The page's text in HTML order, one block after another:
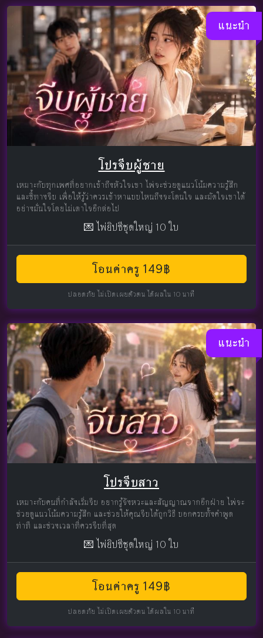
แนะนำ
โปรจีบผู้ชาย
เหมาะกับทุกเพศที่อยากเข้าถึงหัวใจเขา ไพ่จะช่วยดูแนวโน้มความรู้สึก
และชี้ทางจีบ เพื่อให้รู้ว่าควรเข้าหาแบบไหนถึงจะโดนใจ และมัดใจเขาได้
อย่างมั่นใจโดยไม่เดาใจอีกต่อไป
💌 ไพ่ยิปซีชุดใหญ่ 10 ใบ
โอนค่าครู 149฿
ปลอดภัย ไม่เปิดเผยตัวตน ได้ผลใน 10 นาที
แนะนำ
โปรจีบสาว
เหมาะกับคนที่กำลังเริ่มจีบ อยากรู้จังหวะและสัญญาณจากอีกฝ่าย ไพ่จะ
ช่วยดูแนวโน้มความรู้สึก และช่วยให้คุณจีบได้ถูกวิธี บอกครบทั้งคำพูด
ท่าที และช่วงเวลาที่ควรจีบที่สุด
💌 ไพ่ยิปซีชุดใหญ่ 10 ใบ
โอนค่าครู 149฿
ปลอดภัย ไม่เปิดเผยตัวตน ได้ผลใน 10 นาที